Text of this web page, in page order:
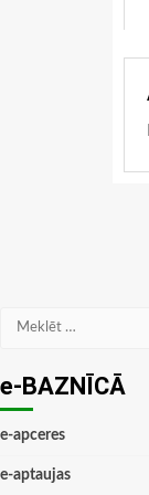
Meklēt:
e-BAZNĪCĀ
e-apceres
e-aptaujas